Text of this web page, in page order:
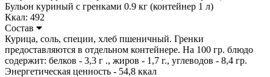
Бульон куриный с гренками 0.9 кг (контейнер 1 л)
Ккал: 492
Состав
Курица, соль, специи, хлеб пшеничный. Гренки
предоставляются в отдельном контейнере. На 100 гр. блюдо
содержит: белков - 3,3 г ., жиров - 1,7 г., углеводов - 8,4 гр.
Энергетическая ценность - 54,8 ккал